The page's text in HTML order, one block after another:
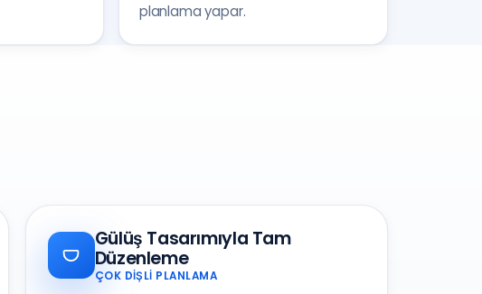
planlama yapar.
Gülüş Tasarımıyla Tam
Düzenleme
ÇOK DIŞLI PLANLAMA